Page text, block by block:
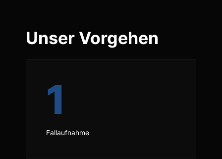
Unser Vorgehen
1
Fallaufnahme